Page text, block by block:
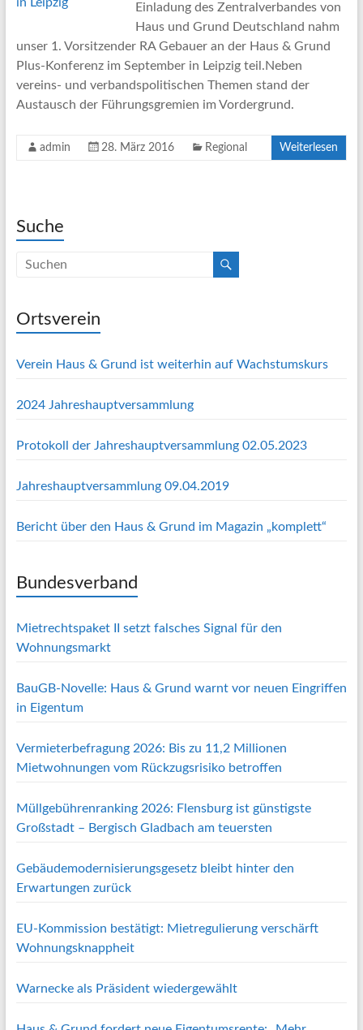
Einladung des Zentralverbandes von
Haus und Grund Deutschland nahm
unser 1. Vorsitzender RA Gebauer an der Haus & Grund
Plus-Konferenz im September in Leipzig teil.Neben
vereins- und verbandspolitischen Themen stand der
Austausch der Führungsgremien im Vordergrund.
admin 28. März 2016 Regional Weiterlesen
Suche
Ortsverein
Verein Haus & Grund ist weiterhin auf Wachstumskurs
2024 Jahreshauptversammlung
Protokoll der Jahreshauptversammlung 02.05.2023
Jahreshauptversammlung 09.04.2019
Bericht über den Haus & Grund im Magazin „komplett“
Bundesverband
Mietrechtspaket II setzt falsches Signal für den
Wohnungsmarkt
BauGB-Novelle: Haus & Grund warnt vor neuen Eingriffen
in Eigentum
Vermieterbefragung 2026: Bis zu 11,2 Millionen
Mietwohnungen vom Rückzugsrisiko betroffen
Müllgebührenranking 2026: Flensburg ist günstigste
Großstadt – Bergisch Gladbach am teuersten
Gebäudemodernisierungsgesetz bleibt hinter den
Erwartungen zurück
EU-Kommission bestätigt: Mietregulierung verschärft
Wohnungsknappheit
Warnecke als Präsident wiedergewählt